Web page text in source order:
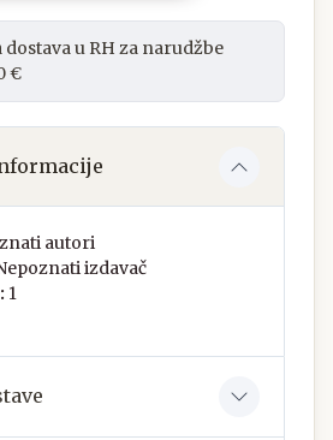
dostava u RH za narudžbe
€
autori
izdavač
1